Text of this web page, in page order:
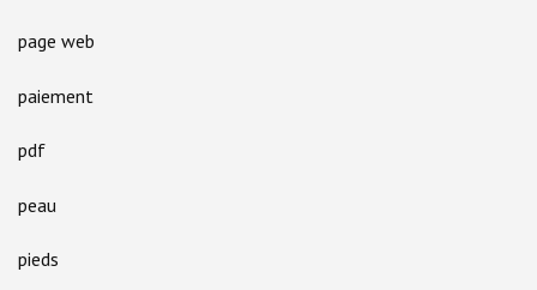
page web
paiement
pdf
peau
pieds